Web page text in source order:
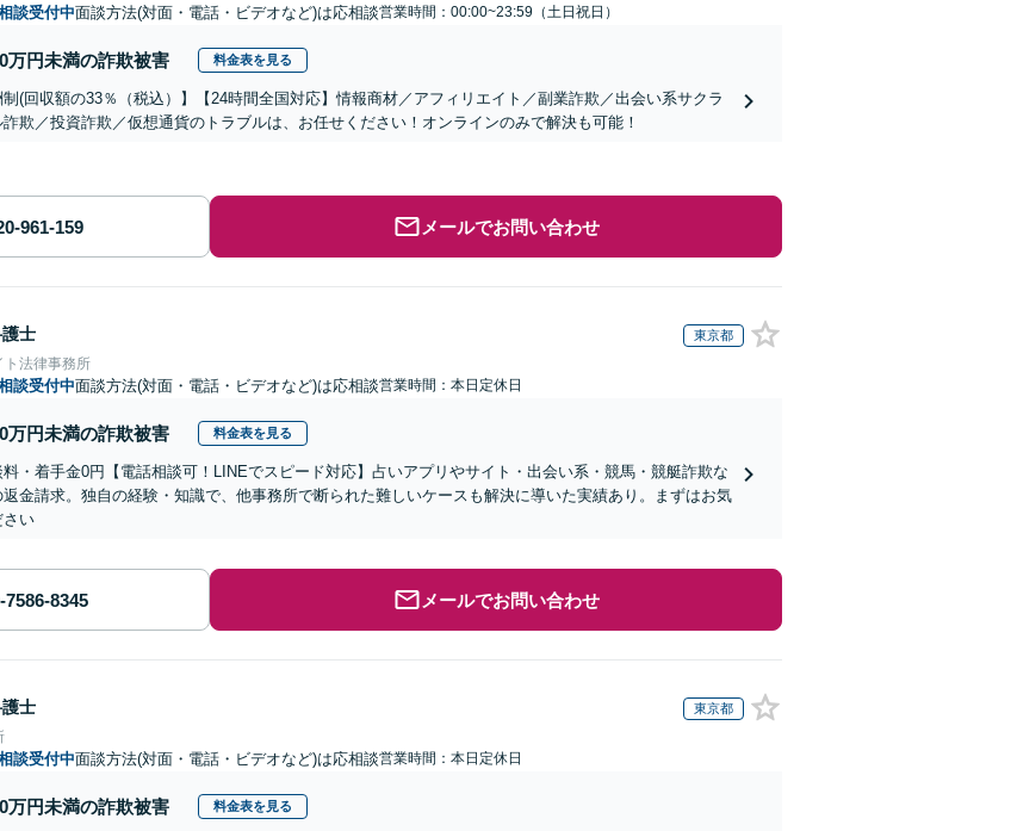
談受付中面談方法(対面・電話・ビデオなど)は応相談営業時間：00:00~23:59（土日祝日）
万円未満の詐欺被害 料金表を見る
制(回収額の33％（税込）】【24時間全国対応】情報商材／アフィリエイト／副業詐欺／出会い系サクラ
欺／投資詐欺／仮想通貨のトラブルは、お任せください！オンラインのみで解決も可能！
メールでお問い合わせ
士 東京都
ト法律事務所
談受付中面談方法(対面・電話・ビデオなど)は応相談営業時間：本日定休日
万円未満の詐欺被害 料金表を見る
・着手金0円【電話相談可！LINEでスピード対応】占いアプリやサイト・出会い系・競馬・競艇詐欺な
返金請求。独自の経験・知識で、他事務所で断られた難しいケースも解決に導いた実績あり。まずはお気
さい
メールでお問い合わせ
士 東京都
談受付中面談方法(対面・電話・ビデオなど)は応相談営業時間：本日定休日
万円未満の詐欺被害 料金表を見る